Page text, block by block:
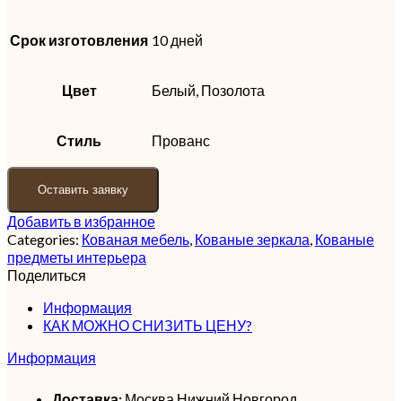
Срок изготовления 10 дней
Цвет Белый, Позолота
Стиль Прованс
Оставить заявку
Добавить в избранное
Categories: Кованая мебель, Кованые зеркала, Кованые
предметы интерьера
Поделиться
Информация
КАК МОЖНО СНИЗИТЬ ЦЕНУ?
Информация